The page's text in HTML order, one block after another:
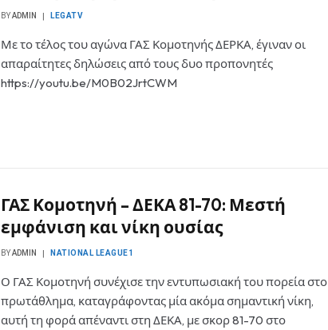
BYADMIN LEGATV
Με το τέλος του αγώνα ΓΑΣ Κομοτηνής ΔΕΡΚΑ, έγιναν οι
απαραίτητες δηλώσεις από τους δυο προπονητές
https://youtu.be/M0B02JrtCWM
ΓΑΣ Κομοτηνή – ΔΕΚΑ 81-70: Μεστή
εμφάνιση και νίκη ουσίας
BYADMIN NATIONAL LEAGUE1
Ο ΓΑΣ Κομοτηνή συνέχισε την εντυπωσιακή του πορεία στο
πρωτάθλημα, καταγράφοντας μία ακόμα σημαντική νίκη,
αυτή τη φορά απέναντι στη ΔΕΚΑ, με σκορ 81-70 στο